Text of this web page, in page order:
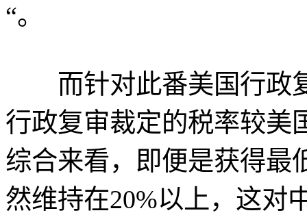
“。
而针对此番美国行政
行政复审裁定的税率较美
综合来看，即便是获得最
然维持在20%以上，这对